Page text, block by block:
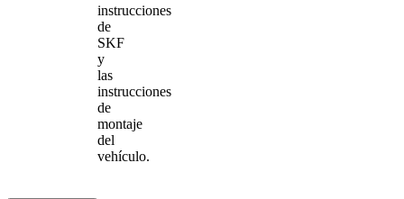
instrucciones
de
SKF
y
las
instrucciones
de
montaje
del
vehículo.